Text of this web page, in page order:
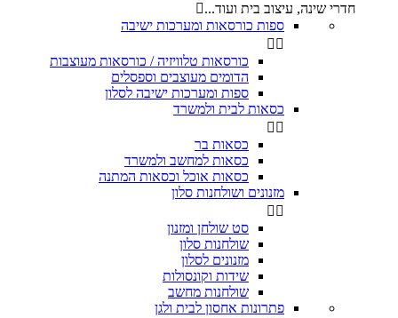
חדרי שינה, עיצוב בית ועוד...
ספות כורסאות ומערכות ישיבה
 
כורסאות טלוויזיה / כורסאות מעוצבות
הדומים מעוצבים וספסלים
ספות ומערכות ישיבה לסלון
כסאות לבית ולמשרד
 
כסאות בר
כסאות למחשב ולמשרד
כסאות אוכל וכסאות המתנה
מזנונים ושולחנות סלון
 
סט שולחן ומזנון
שולחנות סלון
מזנונים לסלון
שידות וקונסולות
שולחנות מחשב
פתרונות אחסון לבית ולגן